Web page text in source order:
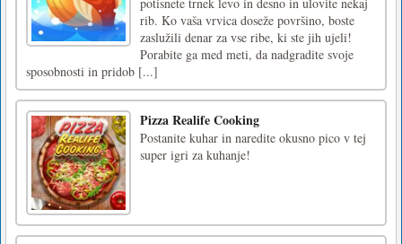
rib. Ko vaša vrvica doseže površino, boste
zaslužili denar za vse ribe, ki ste jih ujeli!
Porabite ga med meti, da nadgradite svoje
sposobnosti in pridob [...]
Pizza Realife Cooking
Postanite kuhar in naredite okusno pico v tej
super igri za kuhanje!